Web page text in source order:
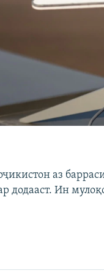
аз
додааст. Ин